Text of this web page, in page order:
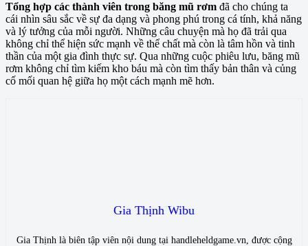
Tổng hợp các thành viên trong băng mũ rơm đã cho chúng ta
cái nhìn sâu sắc về sự đa dạng và phong phú trong cá tính, khả năng
và lý tưởng của mỗi người. Những câu chuyện mà họ đã trải qua
không chỉ thể hiện sức mạnh về thể chất mà còn là tâm hồn và tinh
thần của một gia đình thực sự. Qua những cuộc phiêu lưu, băng mũ
rơm không chỉ tìm kiếm kho báu mà còn tìm thấy bản thân và củng
cố mối quan hệ giữa họ một cách mạnh mẽ hơn.
Gia Thịnh Wibu
Gia Thịnh là biên tập viên nội dung tại handleheldgame.vn, được cộng